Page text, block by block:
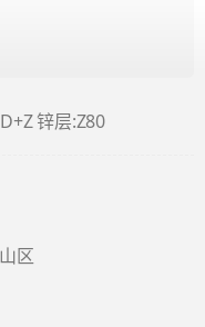
锌层:Z80
区